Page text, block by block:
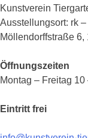
Kunstverein
Ausstellungsort: rk
Möllendorffstraße 6,
Öffnungszeiten
Montag – Freitag 10
Eintritt frei